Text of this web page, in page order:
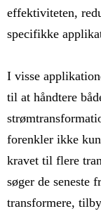
effektiviteten,
specifikke
I visse
til at håndtere
forenkler ikke
kravet til flere
søger de seneste
transformere,